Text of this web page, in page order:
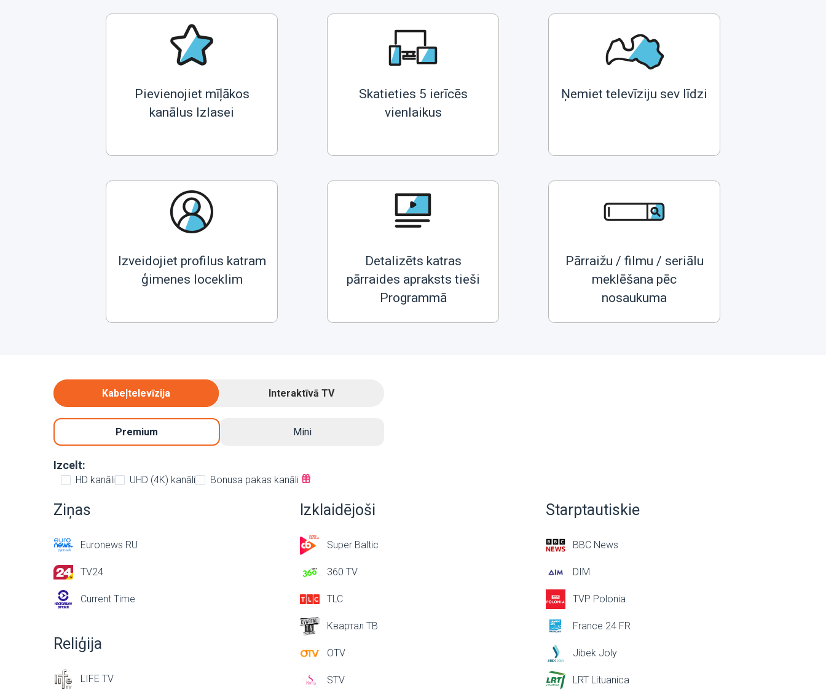
Pievienojiet mīļākos
kanālus Izlasei
Skatieties 5 ierīcēs
vienlaikus
Ņemiet televīziju sev līdzi
Izveidojiet profilus katram
ģimenes loceklim
Detalizēts katras
pārraides apraksts tieši
Programmā
Pārraižu / filmu / seriālu
meklēšana pēc
nosaukuma
Kabeļtelevīzija Interaktīvā TV
Premium Mini
Izcelt:
HD kanāli UHD (4K) kanāli Bonusa pakas kanāli
Ziņas
Euronews RU
TV24
Current Time
Reliģija
LIFE TV
Izklaidējoši
Super Baltic
360 TV
TLC
Квартал ТВ
OTV
STV
Starptautiskie
BBC News
DIM
TVP Polonia
France 24 FR
Jibek Joly
LRT Lituanica